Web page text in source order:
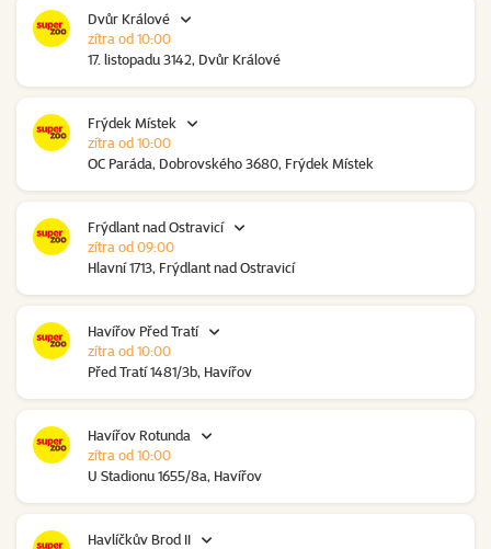
Dvůr Králové
17. listopadu 3142, Dvůr Králové
zítra od 10:00
Frýdek Místek
OC Paráda, Dobrovského 3680, Frýdek Místek
zítra od 10:00
Frýdlant nad Ostravicí
Hlavní 1713, Frýdlant nad Ostravicí
zítra od 09:00
Havířov Před Tratí
Před Tratí 1481/3b, Havířov
zítra od 10:00
Havířov Rotunda
U Stadionu 1655/8a, Havířov
zítra od 10:00
Havlíčkův Brod II